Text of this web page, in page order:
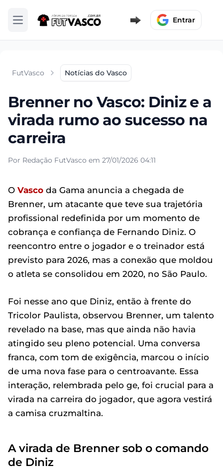
Abrir menu Entrar
FutVasco Notícias do Vasco
Brenner no Vasco: Diniz e a
virada rumo ao sucesso na
carreira
Por Redação FutVasco em 27/01/2026 04:11
O Vasco da Gama anuncia a chegada de
Brenner, um atacante que teve sua trajetória
profissional redefinida por um momento de
cobrança e confiança de Fernando Diniz. O
reencontro entre o jogador e o treinador está
previsto para 2026, mas a conexão que moldou
o atleta se consolidou em 2020, no São Paulo.
Foi nesse ano que Diniz, então à frente do
Tricolor Paulista, observou Brenner, um talento
revelado na base, mas que ainda não havia
atingido seu pleno potencial. Uma conversa
franca, com tom de exigência, marcou o início
de uma nova fase para o centroavante. Essa
interação, relembrada pelo ge, foi crucial para a
virada na carreira do jogador, que agora vestirá
a camisa cruzmaltina.
A virada de Brenner sob o comando
de Diniz